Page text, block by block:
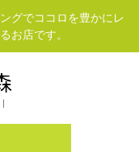
グでココロを豊かにレ
お店です。